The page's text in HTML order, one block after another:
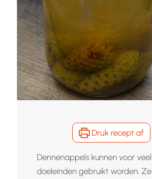
Druk recept af
Dennenappels kunnen voor veel
doeleinden gebruikt worden. Ze